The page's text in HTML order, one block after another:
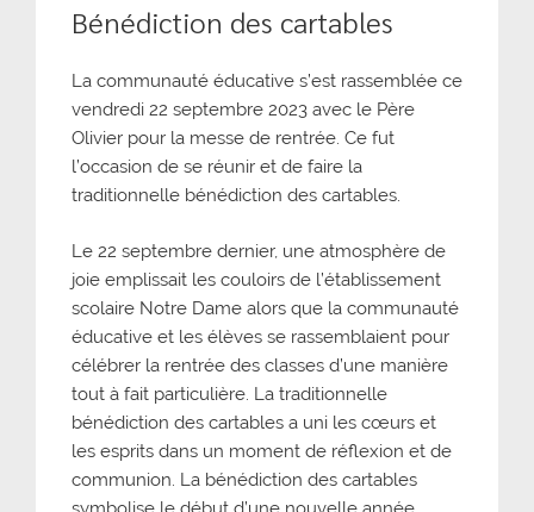
Bénédiction des cartables
La communauté éducative s’est rassemblée ce
vendredi 22 septembre 2023 avec le Père
Olivier pour la messe de rentrée. Ce fut
l’occasion de se réunir et de faire la
traditionnelle bénédiction des cartables.
Le 22 septembre dernier, une atmosphère de
joie emplissait les couloirs de l’établissement
scolaire Notre Dame alors que la communauté
éducative et les élèves se rassemblaient pour
célébrer la rentrée des classes d’une manière
tout à fait particulière. La traditionnelle
bénédiction des cartables a uni les cœurs et
les esprits dans un moment de réflexion et de
communion. La bénédiction des cartables